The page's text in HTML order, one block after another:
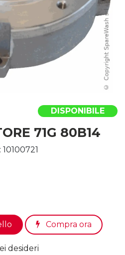
DISPONIBILE
71G 80B14
10100721
Compra ora
desideri